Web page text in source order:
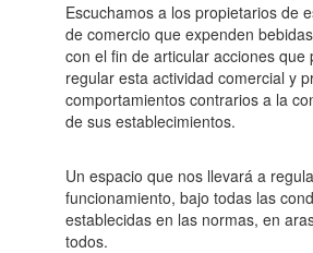
Escuchamos a los propietarios de
de comercio que expenden
con el fin de articular acciones que
regular esta actividad comercial y
comportamientos contrarios a la
de sus establecimientos.
Un espacio que nos llevará a
funcionamiento, bajo todas las
establecidas en las normas, en
todos.